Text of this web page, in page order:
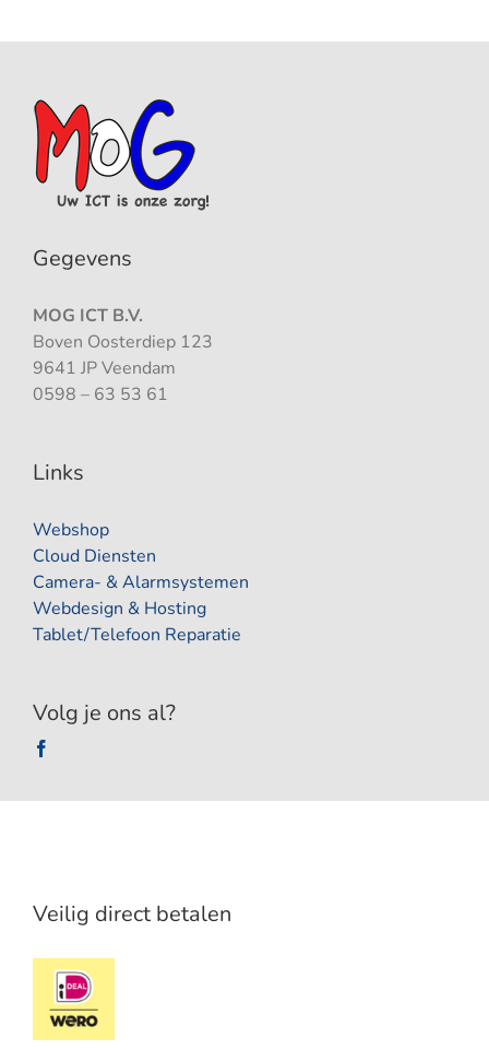
Gegevens
MOG ICT B.V.
Boven Oosterdiep 123
9641 JP Veendam
0598 – 63 53 61
Links
Webshop
Cloud Diensten
Camera- & Alarmsystemen
Webdesign & Hosting
Tablet/Telefoon Reparatie
Volg je ons al?
Veilig direct betalen